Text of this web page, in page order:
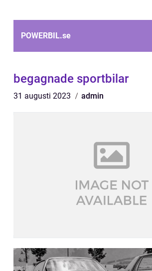
POWERBIL.se
begagnade sportbilar
31 augusti 2023 admin